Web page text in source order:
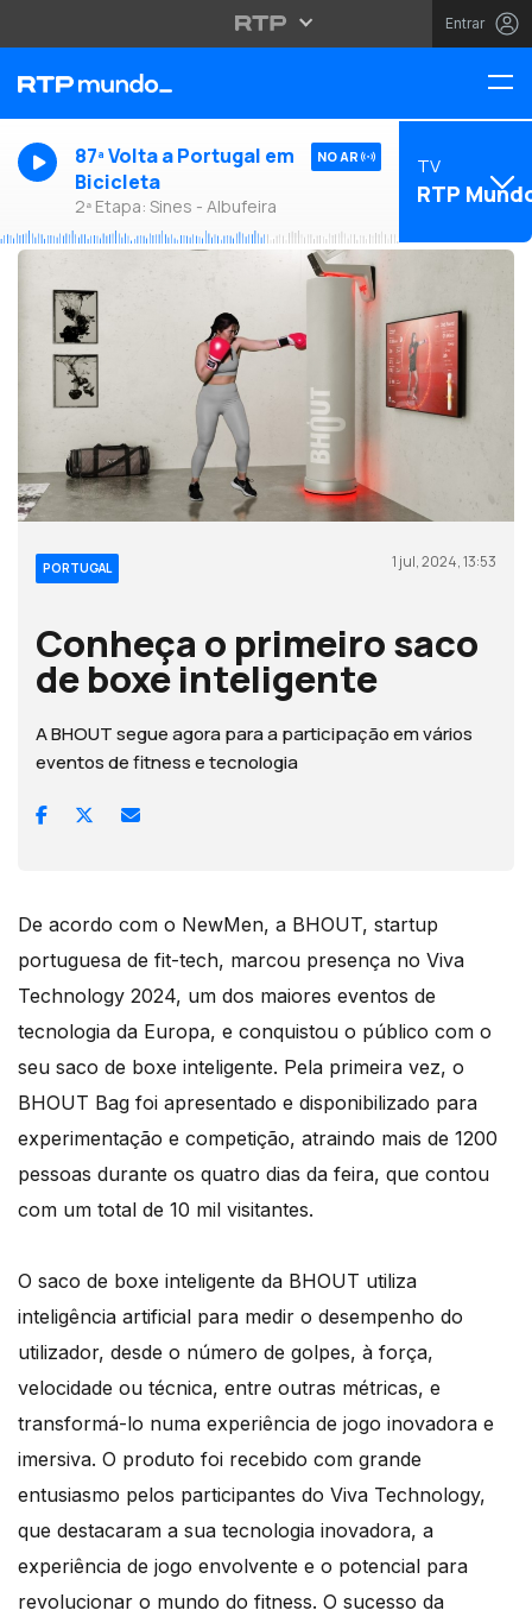
Entrar
87ª Volta a Portugal em
Bicicleta
2ª Etapa: Sines - Albufeira
NO AR TV
RTP
PORTUGAL 1 jul, 2024, 13:53
Conheça o primeiro saco
de boxe inteligente
A BHOUT segue agora para a participação em vários
eventos de fitness e tecnologia
De acordo com o NewMen, a BHOUT, startup
portuguesa de fit-tech, marcou presença no Viva
Technology 2024, um dos maiores eventos de
tecnologia da Europa, e conquistou o público com o
seu saco de boxe inteligente. Pela primeira vez, o
BHOUT Bag foi apresentado e disponibilizado para
experimentação e competição, atraindo mais de 1200
pessoas durante os quatro dias da feira, que contou
com um total de 10 mil visitantes.
O saco de boxe inteligente da BHOUT utiliza
inteligência artificial para medir o desempenho do
utilizador, desde o número de golpes, à força,
velocidade ou técnica, entre outras métricas, e
transformá-lo numa experiência de jogo inovadora e
imersiva. O produto foi recebido com grande
entusiasmo pelos participantes do Viva Technology,
que destacaram a sua tecnologia inovadora, a
experiência de jogo envolvente e o potencial para
revolucionar o mundo do fitness. O sucesso da